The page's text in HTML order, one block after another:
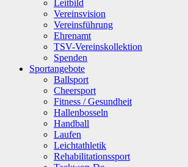
Leitbild
Vereinsvision
Vereinsführung
Ehrenamt
TSV-Vereinskollektion
Spenden
Sportangebote
Ballsport
Cheersport
Fitness / Gesundheit
Hallenbosseln
Handball
Laufen
Leichtathletik
Rehabilitationssport